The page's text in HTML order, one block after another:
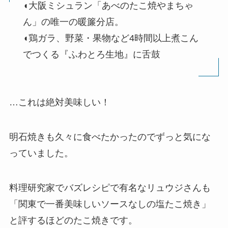
◖大阪ミシュラン「あべのたこ焼やまちゃ
ん」の唯一の暖簾分店。
◖鶏ガラ、野菜・果物など4時間以上煮こん
でつくる『ふわとろ生地』に舌鼓
…これは絶対美味しい！
明石焼きも久々に食べたかったのでずっと気にな
っていました。
料理研究家でバズレシピで有名なリュウジさんも
「関東で一番美味しいソースなしの塩たこ焼き」
と評するほどのたこ焼きです。